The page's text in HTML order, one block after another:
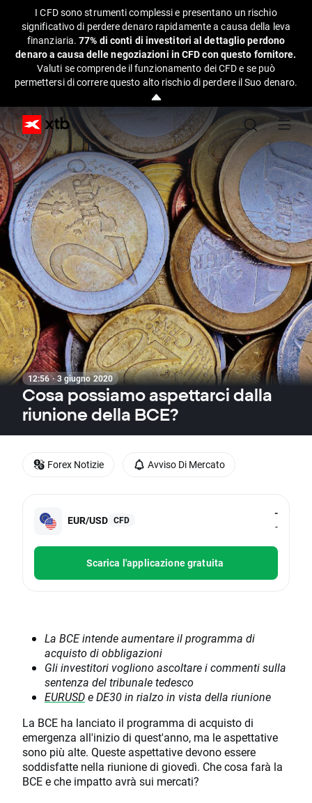
I CFD sono strumenti complessi e presentano un rischio
significativo di perdere denaro rapidamente a causa della leva
finanziaria.77% di conti di investitori al dettaglio perdono
denaro a causa delle negoziazioni in CFD con questo fornitore.
Valuti se comprende il funzionamento dei CFD e se può
permettersi di correre questo alto rischio di perdere il Suo denaro.
12:56 · 3 giugno 2020
Cosa possiamo aspettarci dalla
riunione della BCE?
EUR/USD CFD
-
-
Scarica l'applicazione gratuita
La BCE intende aumentare il programma di
acquisto di obbligazioni
Gli investitori vogliono ascoltare i commenti sulla
sentenza del tribunale tedesco
EURUSDe DE30 in rialzo in vista della riunione
La BCE ha lanciato il programma di acquisto di
emergenza all'inizio di quest'anno, ma le aspettative
sono più alte. Queste aspettative devono essere
soddisfatte nella riunione di giovedì. Che cosa farà la
BCE e che impatto avrà sui mercati?
Forex Notizie Avviso Di Mercato